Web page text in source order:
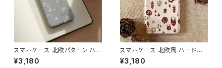
スマホケース 北欧パターン ハ
ードケース iPhone17/galaxy/
Googlepixel/Xperia ニュア
¥3,180
スマホケース 北欧風 ハードケ
ース iPhone17/galaxy/Goog
lepixel/Xperia 動物 フクロウ
¥3,180